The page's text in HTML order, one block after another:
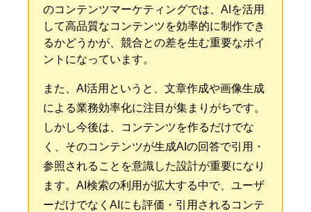
のコンテンツマーケティングでは、AIを活用
して高品質なコンテンツを効率的に制作でき
るかどうかが、競合との差を生む重要なポイ
ントになっています。
また、AI活用というと、文章作成や画像生成
による業務効率化に注目が集まりがちです。
しかし今後は、コンテンツを作るだけでな
く、そのコンテンツが生成AIの回答で引用・
参照されることを意識した設計が重要になり
ます。AI検索の利用が拡大する中で、ユーザ
ーだけでなくAIにも評価・引用されるコンテ